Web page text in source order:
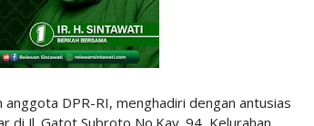
DPR-RI, menghadiri dengan antusias
di Jl. Gatot Subroto No.Kav. 94, Kelurahan